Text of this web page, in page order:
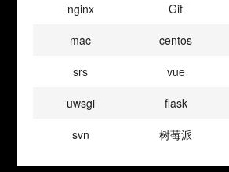
nginx
Git
mac
centos
srs
vue
uwsgi
flask
svn
树莓派